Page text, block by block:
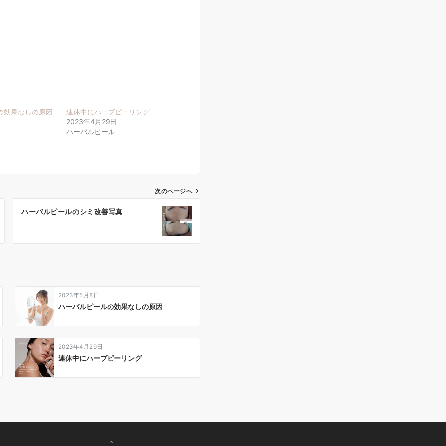
効果なしの原因
連休中にハーブピーリング
2023年4月29日
ハーバルピール
次のページへ
ハーバルピールのシミ改善写真
2023年5月8日
ハーバルピールの効果なしの原因
2023年4月29日
連休中にハーブピーリング